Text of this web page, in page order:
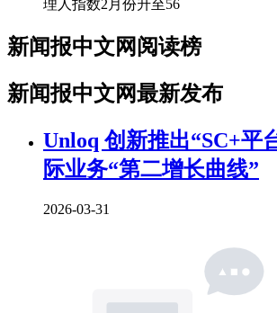
理人指数2月份升至56
新闻报中文网阅读榜
新闻报中文网最新发布
Unloq 创新推出“SC+平
际业务“第二增长曲线”
2026-03-31